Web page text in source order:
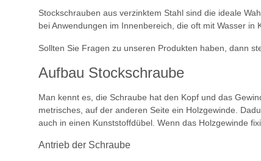
Stockschrauben aus verzinktem Stahl sind die ideale
bei Anwendungen im Innenbereich, die oft mit Wasser
Sollten Sie Fragen zu unseren Produkten haben, dann
Aufbau Stockschraube
Man kennt es, die Schraube hat den Kopf und das
metrisches, auf der anderen Seite ein Holzgewinde.
auch in einen Kunststoffdübel. Wenn das Holzgewinde
Antrieb der Schraube